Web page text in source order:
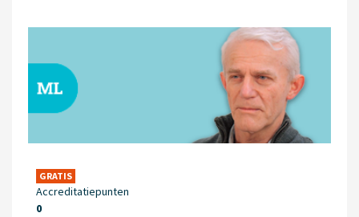
GRATIS
Accreditatiepunten
0